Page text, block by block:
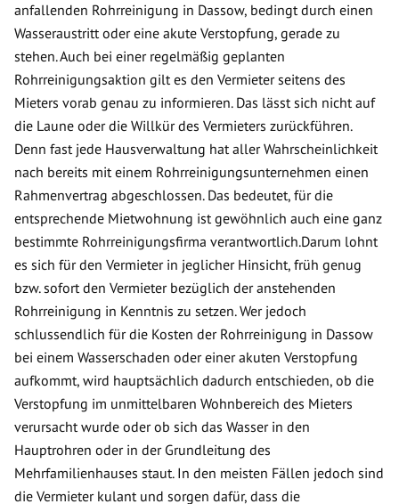
anfallenden Rohrreinigung in Dassow, bedingt durch einen
Wasseraustritt oder eine akute Verstopfung, gerade zu
stehen. Auch bei einer regelmäßig geplanten
Rohrreinigungsaktion gilt es den Vermieter seitens des
Mieters vorab genau zu informieren. Das lässt sich nicht auf
die Laune oder die Willkür des Vermieters zurückführen.
Denn fast jede Hausverwaltung hat aller Wahrscheinlichkeit
nach bereits mit einem Rohrreinigungsunternehmen einen
Rahmenvertrag abgeschlossen. Das bedeutet, für die
entsprechende Mietwohnung ist gewöhnlich auch eine ganz
bestimmte Rohrreinigungsfirma verantwortlich.Darum lohnt
es sich für den Vermieter in jeglicher Hinsicht, früh genug
bzw. sofort den Vermieter bezüglich der anstehenden
Rohrreinigung in Kenntnis zu setzen. Wer jedoch
schlussendlich für die Kosten der Rohrreinigung in Dassow
bei einem Wasserschaden oder einer akuten Verstopfung
aufkommt, wird hauptsächlich dadurch entschieden, ob die
Verstopfung im unmittelbaren Wohnbereich des Mieters
verursacht wurde oder ob sich das Wasser in den
Hauptrohren oder in der Grundleitung des
Mehrfamilienhauses staut. In den meisten Fällen jedoch sind
die Vermieter kulant und sorgen dafür, dass die